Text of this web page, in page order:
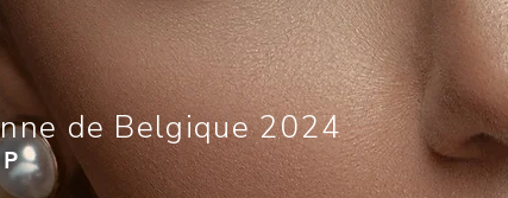
de Belgique 2024